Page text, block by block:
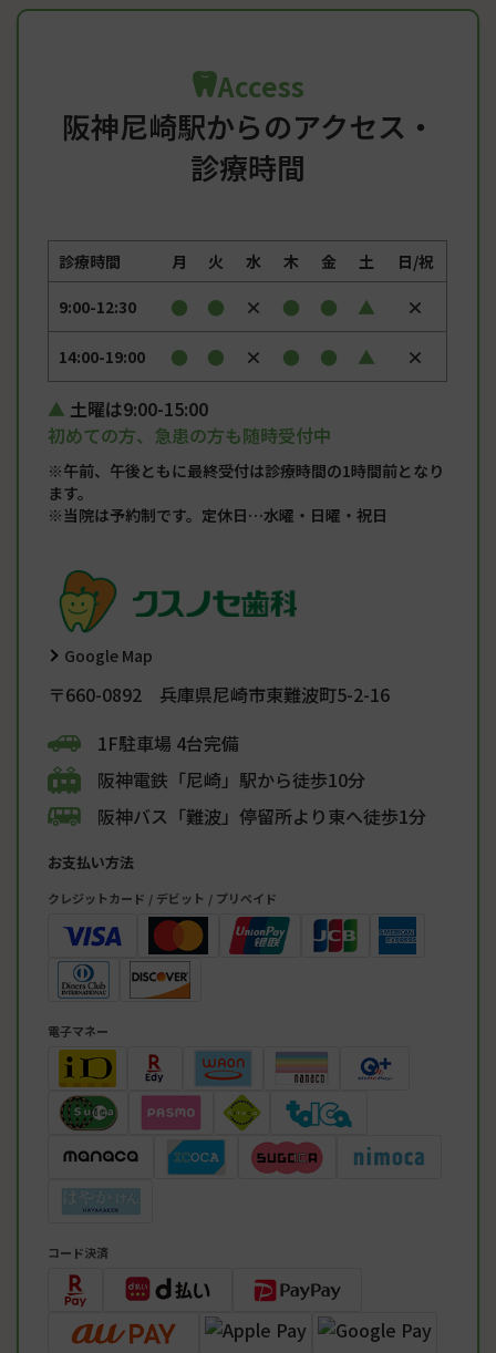
Access
阪神尼崎駅からのアクセス・
診療時間
診療時間 月 火 水 木 金 土 日/祝
9:00-12:30 ● ● × ● ● ▲ ×
14:00-19:00 ● ● × ● ● ▲
×
土曜は9:00-15:00
初めての方、急患の方も随時受付中
※午前、午後ともに最終受付は診療時間の1時間前となり
ます。
※当院は予約制です。定休日…水曜・日曜・祝日
Google Map
〒660-0892 兵庫県尼崎市東難波町5-2-16
1F駐車場 4台完備
阪神電鉄「尼崎」駅から徒歩10分
阪神バス「難波」停留所より東へ徒歩1分
お支払い方法
クレジットカード / デビット / プリペイド
電子マネー
コード決済